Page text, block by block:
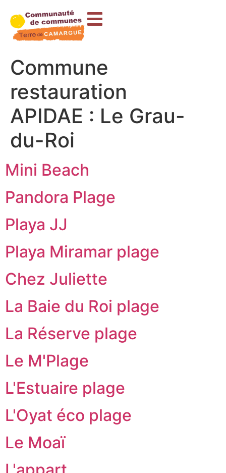
principal
Commune
restauration
APIDAE : Le Grau-
du-Roi
Mini Beach
Pandora Plage
Playa JJ
Playa Miramar plage
Chez Juliette
La Baie du Roi plage
La Réserve plage
Le M'Plage
L'Estuaire plage
L'Oyat éco plage
Le Moaï